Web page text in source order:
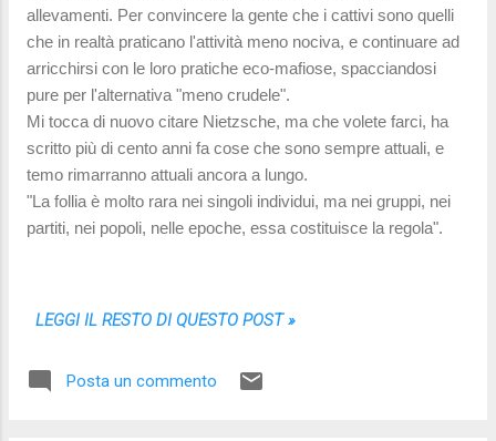
allevamenti. Per convincere la gente che i cattivi sono quelli
che in realtà praticano l'attività meno nociva, e continuare ad
arricchirsi con le loro pratiche eco-mafiose, spacciandosi
pure per l'alternativa "meno crudele".
Mi tocca di nuovo citare Nietzsche, ma che volete farci, ha
scritto più di cento anni fa cose che sono sempre attuali, e
temo rimarranno attuali ancora a lungo.
"La follia è molto rara nei singoli individui, ma nei gruppi, nei
partiti, nei popoli, nelle epoche, essa costituisce la regola".
LEGGI IL RESTO DI QUESTO POST »
Posta un commento